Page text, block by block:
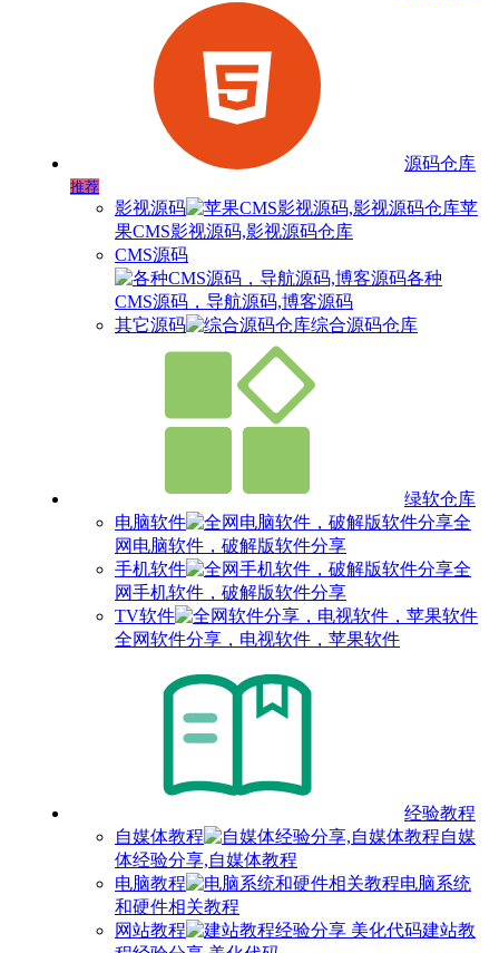
源码仓库
推荐
影视源码
苹
果CMS影视源码,影视源码仓库
CMS源码
各种
CMS源码，导航源码,博客源码
其它源码
综合源码仓库
绿软仓库
电脑软件
全
网电脑软件，破解版软件分享
手机软件
全
网手机软件，破解版软件分享
TV软件
全网软件分享，电视软件，苹果软件
经验教程
自媒体教程
自媒
体经验分享,自媒体教程
电脑教程
电脑系统
和硬件相关教程
网站教程
建站教